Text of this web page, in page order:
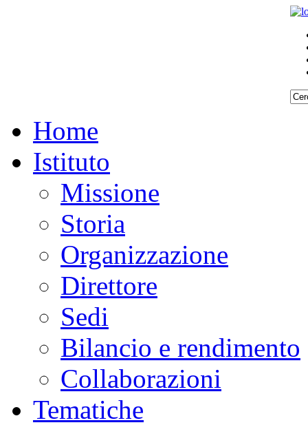
Home
Istituto
Missione
Storia
Organizzazione
Direttore
Sedi
Bilancio e rendimento
Collaborazioni
Tematiche